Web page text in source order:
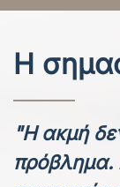
Η
"Η ακμή
πρόβλημα.